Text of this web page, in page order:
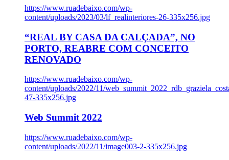
https://www.ruadebaixo.com/wp-
content/uploads/2023/03/lf_realinteriores-26-335x256.jpg
“REAL BY CASA DA CALÇADA”, NO
PORTO, REABRE COM CONCEITO
RENOVADO
https://www.ruadebaixo.com/wp-
content/uploads/2022/11/
47-335x256.jpg
Web Summit 2022
https://www.ruadebaixo.com/wp-
content/uploads/2022/11/image003-2-335x256.jpg